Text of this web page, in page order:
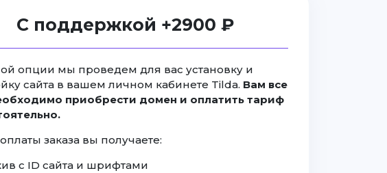
С поддержкой +2900 ₽
опции мы проведем для вас установку и
сайта в вашем личном кабинете Tilda. Вам все
приобрести домен и оплатить тариф
заказа вы получаете:
с ID сайта и шрифтами